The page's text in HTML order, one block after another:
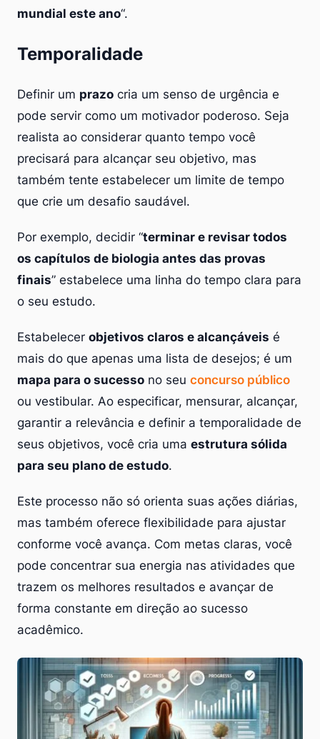
mundial este ano“.
Temporalidade
Definir um prazo cria um senso de urgência e
pode servir como um motivador poderoso. Seja
realista ao considerar quanto tempo você
precisará para alcançar seu objetivo, mas
também tente estabelecer um limite de tempo
que crie um desafio saudável.
Por exemplo, decidir “terminar e revisar todos
os capítulos de biologia antes das provas
finais” estabelece uma linha do tempo clara para
o seu estudo.
Estabelecer objetivos claros e alcançáveis é
mais do que apenas uma lista de desejos; é um
mapa para o sucesso no seu concurso público
ou vestibular. Ao especificar, mensurar, alcançar,
garantir a relevância e definir a temporalidade de
seus objetivos, você cria uma estrutura sólida
para seu plano de estudo.
Este processo não só orienta suas ações diárias,
mas também oferece flexibilidade para ajustar
conforme você avança. Com metas claras, você
pode concentrar sua energia nas atividades que
trazem os melhores resultados e avançar de
forma constante em direção ao sucesso
acadêmico.